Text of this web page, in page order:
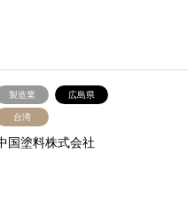
製造業 広島県
台湾
国塗料株式会社